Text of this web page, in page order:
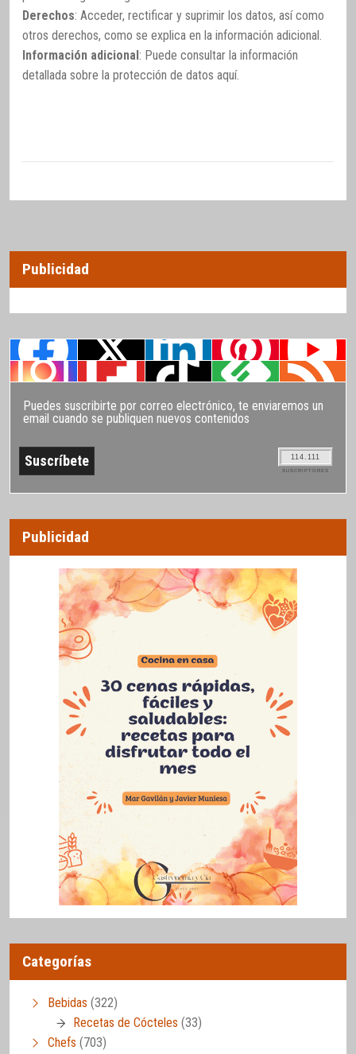
Derechos: Acceder, rectificar y suprimir los datos, así como
otros derechos, como se explica en la información adicional.
Información adicional: Puede consultar la información
detallada sobre la protección de datos aquí.
Publicidad
Puedes suscribirte por correo electrónico, te enviaremos un
email cuando se publiquen nuevos contenidos
114.111
SUSCRIPTORES
Publicidad
Categorías
Bebidas (322)
Recetas de Cócteles (33)
Chefs (703)